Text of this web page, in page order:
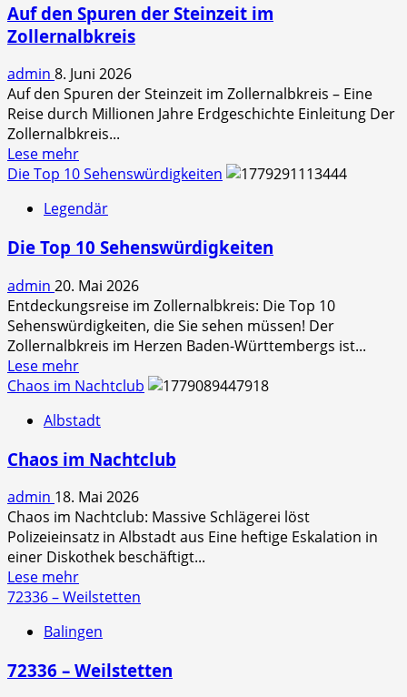
Auf den Spuren der Steinzeit im
Zollernalbkreis
admin 8. Juni 2026
Auf den Spuren der Steinzeit im Zollernalbkreis – Eine
Reise durch Millionen Jahre Erdgeschichte Einleitung Der
Zollernalbkreis...
Lese mehrRead
more
Auf
Spuren
Steinzeit
im
Zollernalbkreis
Die Top 10 Sehenswürdigkeiten
Legendär
Die Top 10 Sehenswürdigkeiten
admin 20. Mai 2026
Entdeckungsreise im Zollernalbkreis: Die Top 10
Sehenswürdigkeiten, die Sie sehen müssen! Der
Zollernalbkreis im Herzen Baden-Württembergs ist...
Lese mehrRead
more
Die
10
Chaos im Nachtclub
Albstadt
Chaos im Nachtclub
admin 18. Mai 2026
Chaos im Nachtclub: Massive Schlägerei löst
Polizeieinsatz in Albstadt aus Eine heftige Eskalation in
einer Diskothek beschäftigt...
Lese mehrRead
more
Chaos
Nachtclub
72336 – Weilstetten
Balingen
72336 – Weilstetten